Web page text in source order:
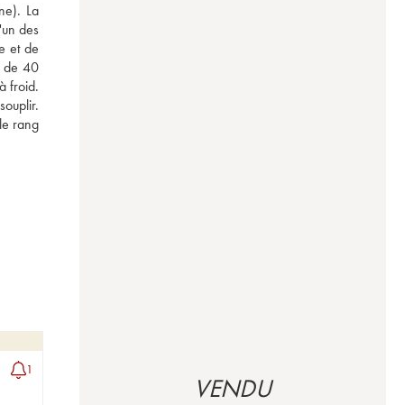
La
des
et de
de 40
froid.
rang
1
VENDU